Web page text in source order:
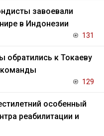
завоевали
в Индонезии
131
обратились к Токаеву
команды
129
особенный
реабилитации и